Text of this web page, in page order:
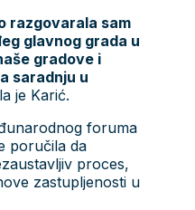
razgovarala sam
glavnog grada u
gradove i
saradnju u
je Karić.
foruma
poručila da
proces,
zastupljenosti u